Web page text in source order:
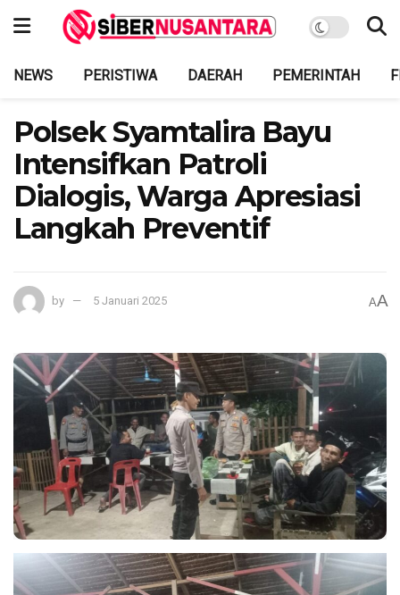
NEWS PERISTIWA DAERAH PEMERINTAH
Polsek Syamtalira Bayu
Intensifkan Patroli
Dialogis, Warga Apresiasi
Langkah Preventif
by 5 Januari 2025 AA